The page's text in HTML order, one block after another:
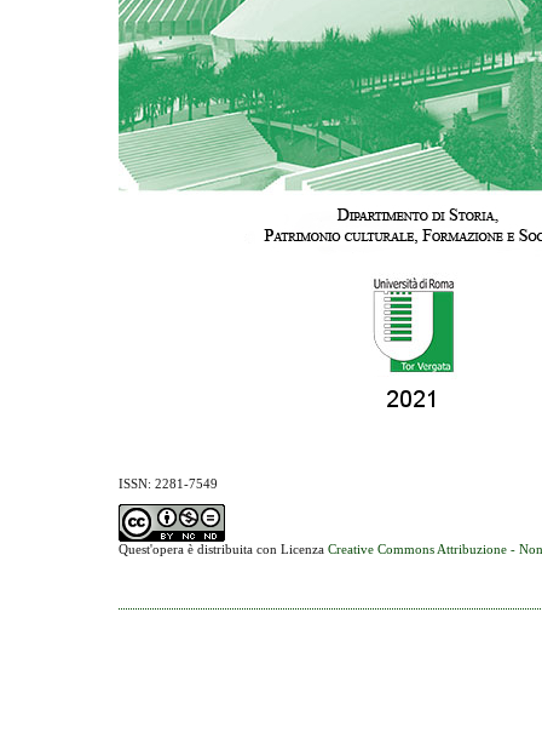
ISSN: 2281-7549
Quest'opera è distribuita con Licenza Creative Commons Attribuzione -